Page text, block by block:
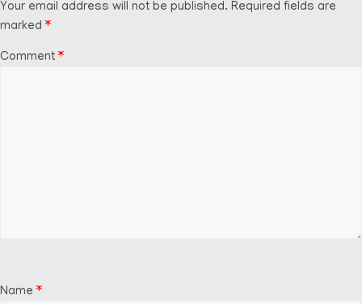
Your email address will not be published. Required fields are
marked *
Comment *
Name *